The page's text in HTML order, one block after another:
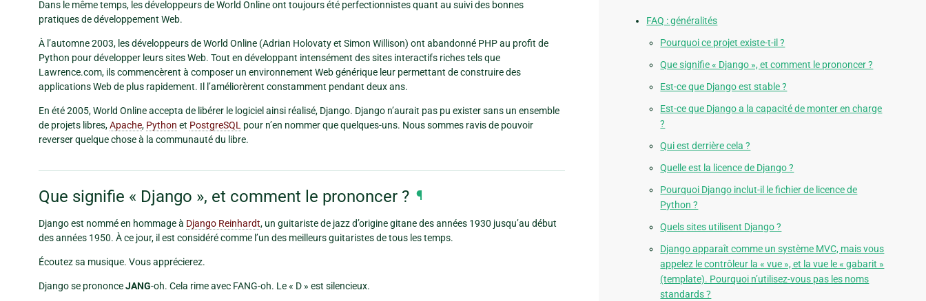
Dans le même temps, les développeurs de World Online ont toujours été perfectionnistes quant au suivi des bonnes
pratiques de développement Web.
À l’automne 2003, les développeurs de World Online (Adrian Holovaty et Simon Willison) ont abandonné PHP au profit de
Python pour développer leurs sites Web. Tout en développant intensément des sites interactifs riches tels que
Lawrence.com, ils commencèrent à composer un environnement Web générique leur permettant de construire des
applications Web de plus rapidement. Il l’améliorèrent constamment pendant deux ans.
En été 2005, World Online accepta de libérer le logiciel ainsi réalisé, Django. Django n’aurait pas pu exister sans un ensemble
de projets libres,Apache, Python et PostgreSQL pour n’en nommer que quelques-uns. Nous sommes ravis de pouvoir
reverser quelque chose à la communauté du libre.
Que signifie « Django », et comment le prononcer ? ¶
Django est nommé en hommage à Django Reinhardt, un guitariste de jazz d’origine gitane des années 1930 jusqu’au début
des années 1950. À ce jour, il est considéré comme l’un des meilleurs guitaristes de tous les temps.
Écoutez sa musique. Vous apprécierez.
Django se prononceJANG-oh. Cela rime avec FANG-oh. Le « D » est silencieux.
FAQ : généralités
Pourquoi ce projet existe-t-il ?
Que signifie « Django », et comment le prononcer ?
Est-ce que Django est stable ?
Est-ce que Django a la capacité de monter en charge
?
Qui est derrière cela ?
Quelle est la licence de Django ?
Pourquoi Django inclut-il le fichier de licence de
Python ?
Quels sites utilisent Django ?
Django apparaît comme un système MVC, mais vous
appelez le contrôleur la « vue », et la vue le « gabarit »
(template). Pourquoi n’utilisez-vous pas les noms
standards ?